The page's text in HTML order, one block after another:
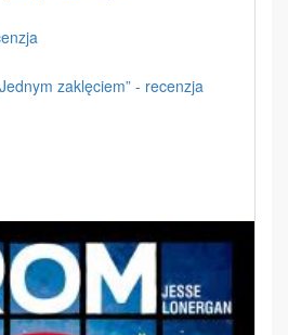
zaklęciem” - recenzja